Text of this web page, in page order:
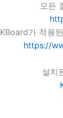
모든
KBoard가 적용
https://
설치